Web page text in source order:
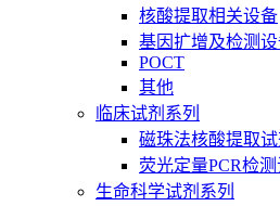
核酸提取相关设备
基因扩增及检测
POCT
其他
临床试剂系列
磁珠法核酸提取试
荧光定量PCR检测
生命科学试剂系列